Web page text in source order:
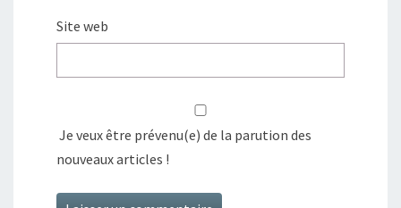
Site web
Je veux être prévenu(e) de la parution des
nouveaux articles !